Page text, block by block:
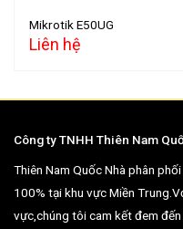
Mikrotik E50UG
Liên hệ
Công ty TNHH Thiên Nam
Thiên Nam Quốc Nhà phân
100% tại khu vực Miền
vực,chúng tôi cam kết đem